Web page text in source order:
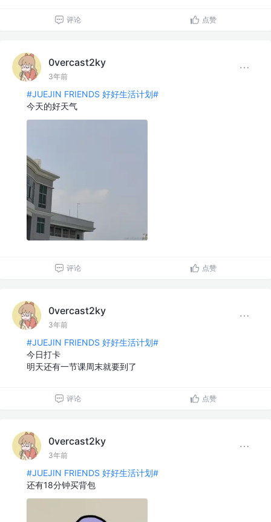
评论 点赞
0vercast2ky
3年前
#JUEJIN FRIENDS 好好生活计划#
今天的好天气
评论 点赞
0vercast2ky
3年前
#JUEJIN FRIENDS 好好生活计划#
今日打卡
明天还有一节课周末就要到了
评论 点赞
0vercast2ky
3年前
#JUEJIN FRIENDS 好好生活计划#
还有18分钟买背包